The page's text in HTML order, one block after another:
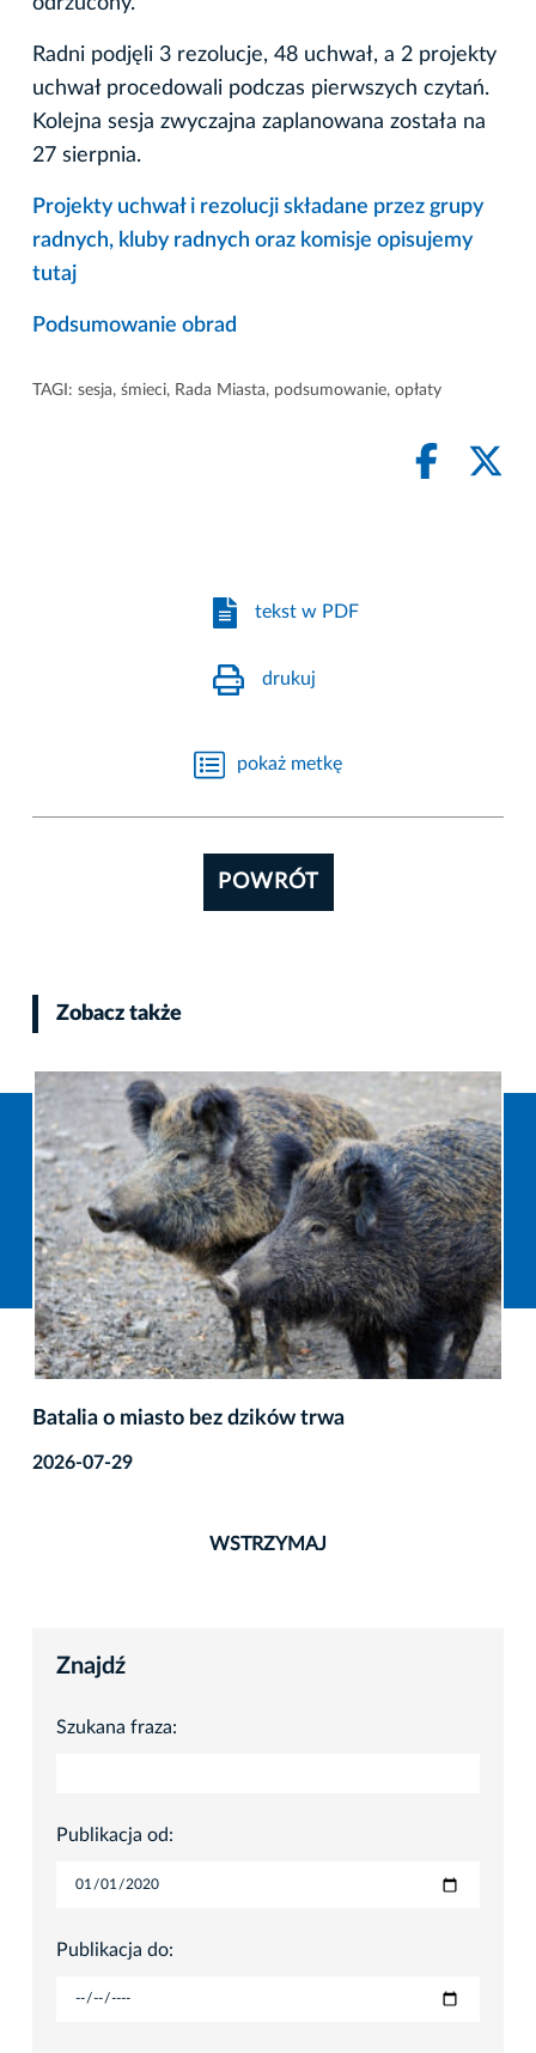
Radni podjęli 3 rezolucje, 48 uchwał, a 2 projekty
uchwał procedowali podczas pierwszych czytań.
Kolejna sesja zwyczajna zaplanowana została na
27 sierpnia.
Projekty uchwał i rezolucji składane przez grupy
radnych, kluby radnych oraz komisje opisujemy
tutaj
Podsumowanie obrad
TAGI: sesja, śmieci, Rada Miasta, podsumowanie, opłaty
tekst w PDF
drukuj
pokaż metkę
POWRÓT
Zobacz także
Batalia o miasto bez dzików trwa
2026-07-29
WSTRZYMAJ
Znajdź
Szukana fraza:
Publikacja od:
Publikacja do: